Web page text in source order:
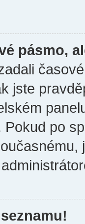
pásmo,
jste
Pokud po